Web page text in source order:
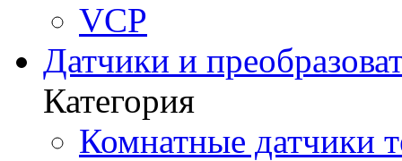
VCP
Датчики и
Категория
Комнатные датчики